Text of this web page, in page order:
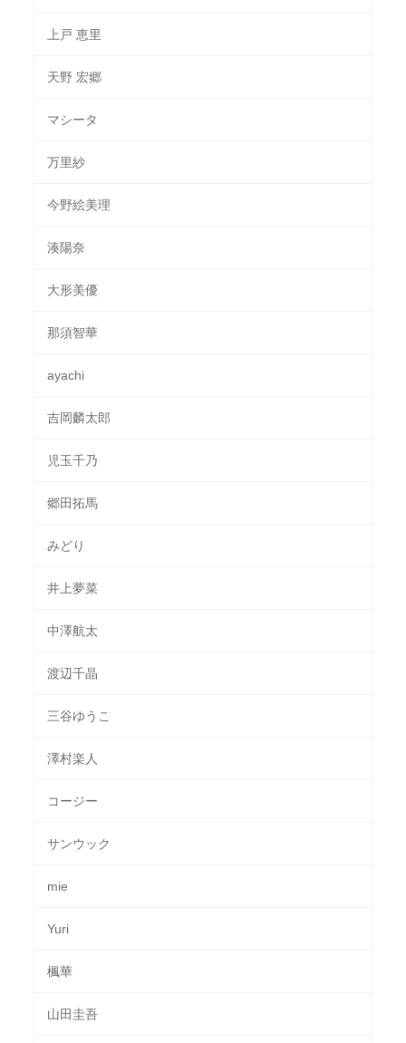
上戸 恵里
天野 宏郷
マシータ
万里紗
今野絵美理
湊陽奈
大形美優
那須智華
ayachi
吉岡麟太郎
児玉千乃
郷田拓馬
みどり
井上夢菜
中澤航太
渡辺千晶
三谷ゆうこ
澤村楽人
コージー
サンウック
mie
Yuri
楓華
山田圭吾